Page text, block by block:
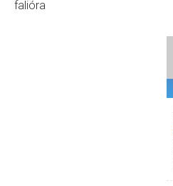
falióra